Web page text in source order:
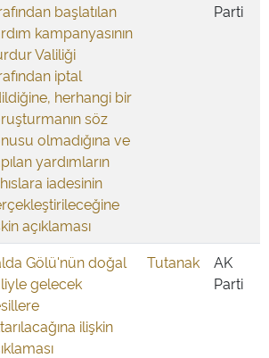
başlatılan
kampanyasının
Valiliği
iptal
herhangi bir
söz
olmadığına ve
yardımların
iadesinin
açıklaması
Parti
Gölü'nün doğal
gelecek
ilişkin
Tutanak
AK
Parti